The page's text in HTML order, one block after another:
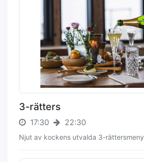
3-rätters
17:30 22:30
Njut av kockens utvalda 3-rättersmeny